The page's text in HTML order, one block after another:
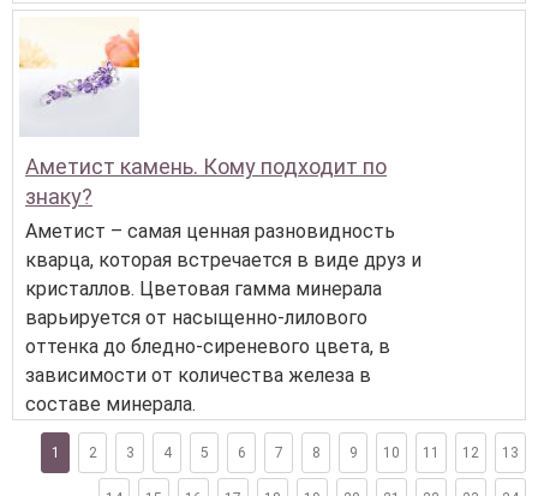
Аметист камень. Кому подходит по
знаку?
Аметист – самая ценная разновидность
кварца, которая встречается в виде друз и
кристаллов. Цветовая гамма минерала
варьируется от насыщенно-лилового
оттенка до бледно-сиреневого цвета, в
зависимости от количества железа в
составе минерала.
1 2 3 4 5 6 7 8 9 10 11 12 13